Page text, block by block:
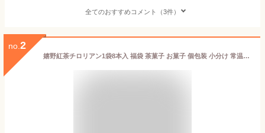
全てのおすすめコメント（3件）
no. 2
嬉野紅茶チロリアン1袋8本入 福袋 茶菓子 お菓子 個包装 小分け 常温 クッキー スイーツ ギフト ばらまき お祝い お礼 職場 お土産 手土産 差し入れ 退職 お世話になりました 引越し 焼き菓子 中元 歳暮 お取り寄せ 福岡 佐賀 有名 大人気 千鳥屋